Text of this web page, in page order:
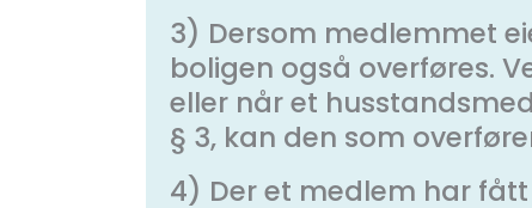
3) Dersom medlemmet
boligen også overføres.
eller når et
§ 3, kan den som
4) Der et medlem har